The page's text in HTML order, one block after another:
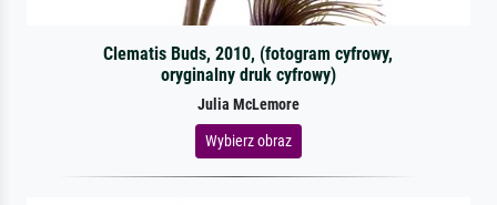
Clematis Buds, 2010, (fotogram cyfrowy,
oryginalny druk cyfrowy)
Julia McLemore
Wybierz obraz